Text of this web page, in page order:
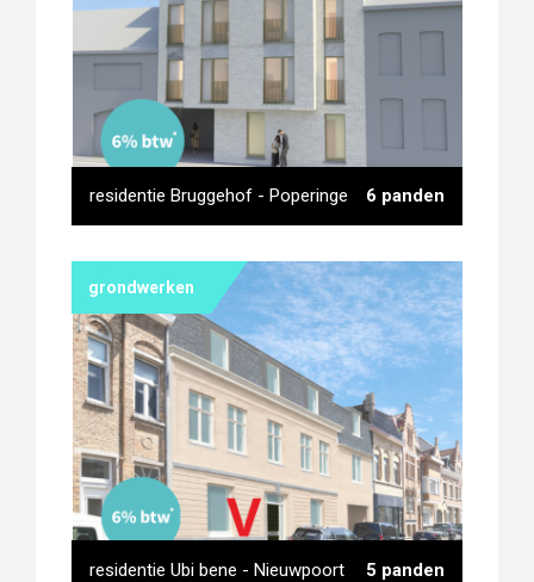
residentie Bruggehof - Poperinge 6 panden
residentie Bruggehof -
Poperinge
grondwerken
residentie Ubi bene - Nieuwpoort 5 panden